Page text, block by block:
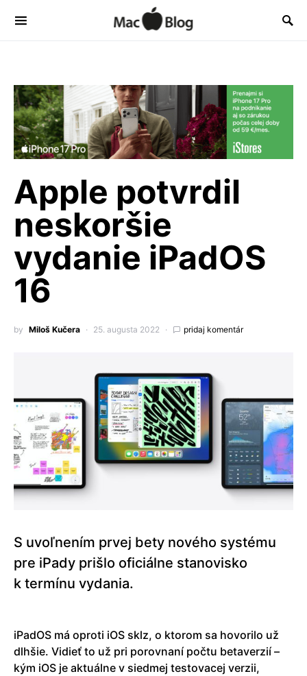
Apple potvrdil
neskoršie
vydanie iPadOS
16
by Miloš Kučera 25. augusta 2022 pridaj komentár
S uvoľnením prvej bety nového systému
pre iPady prišlo oficiálne stanovisko
k termínu vydania.
iPadOS má oproti iOS sklz, o ktorom sa hovorilo už
dlhšie. Vidieť to už pri porovnaní počtu betaverzií –
kým iOS je aktuálne v siedmej testovacej verzii,